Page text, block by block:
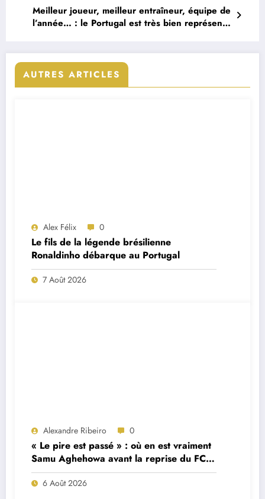
Meilleur joueur, meilleur entraîneur, équipe de
l’année… : le Portugal est très bien représenté
AUTRES ARTICLES
Alex Félix 0
Le fils de la légende brésilienne
Ronaldinho débarque au Portugal
7 Août 2026
Alexandre Ribeiro 0
« Le pire est passé » : où en est vraiment
Samu Aghehowa avant la reprise du FC
Porto ?
6 Août 2026